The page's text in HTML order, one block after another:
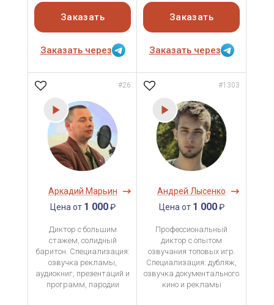
Заказать
Заказать через
Заказать
Заказать через
#26
Аркадий Марьин
Цена от 1 000₽
Диктор с большим
стажем, солидный
баритон. Специализация:
озвучка рекламы,
аудиокниг, презентаций и
программ, пародии
#1303
Андрей Лысенко
Цена от 1 000₽
Профессиональный
диктор с опытом
озвучания топовых игр.
Специализация: дубляж,
озвучка документального
кино и рекламы